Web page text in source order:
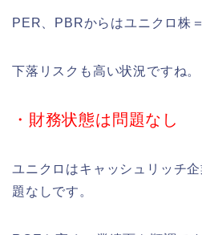
PER、PBRからはユニクロ株
下落リスクも高い状況ですね。
・財務状態は問題なし
ユニクロはキャッシュリッチ
題なしです。